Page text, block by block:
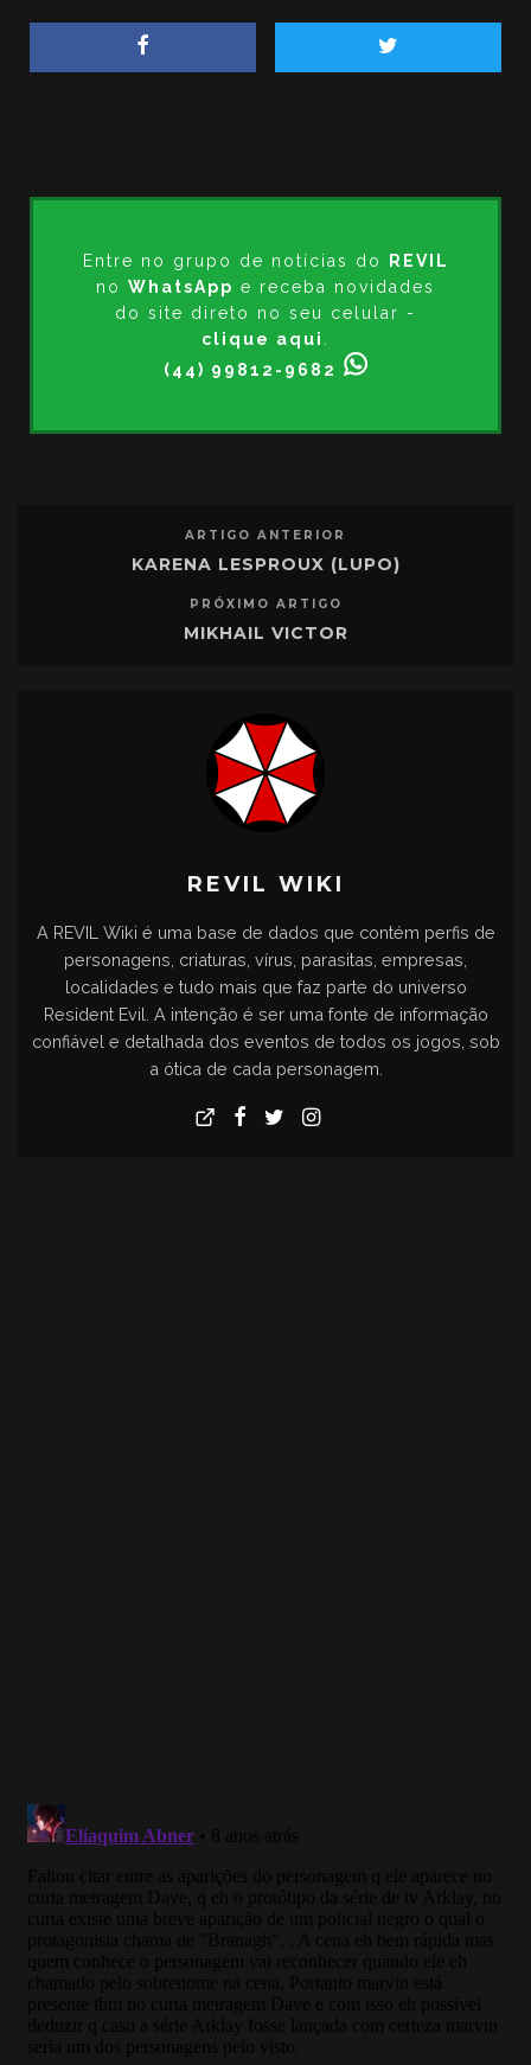
Entre no grupo de notícias do
REVIL
no WhatsApp e receba novidades
do site direto no seu celular -
clique aqui
(44) 99812-9682
ARTIGO ANTERIOR
KARENA LESPROUX (LUPO)
PRÓXIMO ARTIGO
MIKHAIL VICTOR
REVIL WIKI
A REVIL Wiki é uma base de dados que contém perfis de
personagens, criaturas, vírus, parasitas, empresas,
localidades e tudo mais que faz parte do universo
Resident Evil. A intenção é ser uma fonte de informação
confiável e detalhada dos eventos de todos os jogos, sob
a ótica de cada personagem.